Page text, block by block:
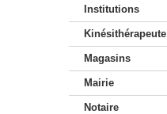
Institutions
Kinésithérapeute
Magasins
Mairie
Notaire